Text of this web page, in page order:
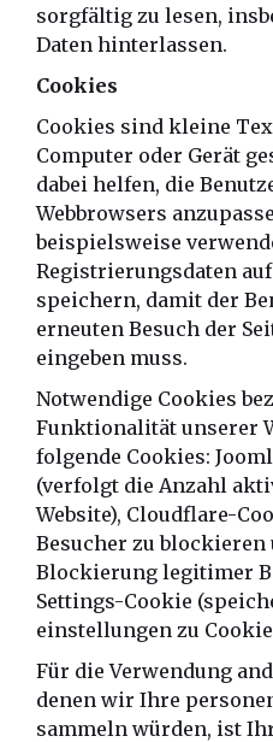
sorgfältig zu lesen,
Daten hinterlassen.
Cookies
Cookies sind kleine
Computer oder Gerät
dabei helfen, die
Webbrowsers
beispielsweise
Registrierungsdaten
speichern, damit der
erneuten Besuch der
eingeben muss.
Notwendige Cookies
Funktionalität unserer
folgende Cookies:
(verfolgt die Anzahl
Website), Cloudflare-
Besucher zu
Blockierung legitimer
Settings-Cookie
einstellungen zu
Für die Verwendung
denen wir Ihre
sammeln würden, ist